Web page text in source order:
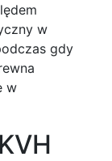
w
gdy
w